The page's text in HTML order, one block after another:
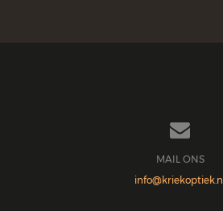

MAIL ONS
info@kriekoptiek.nl